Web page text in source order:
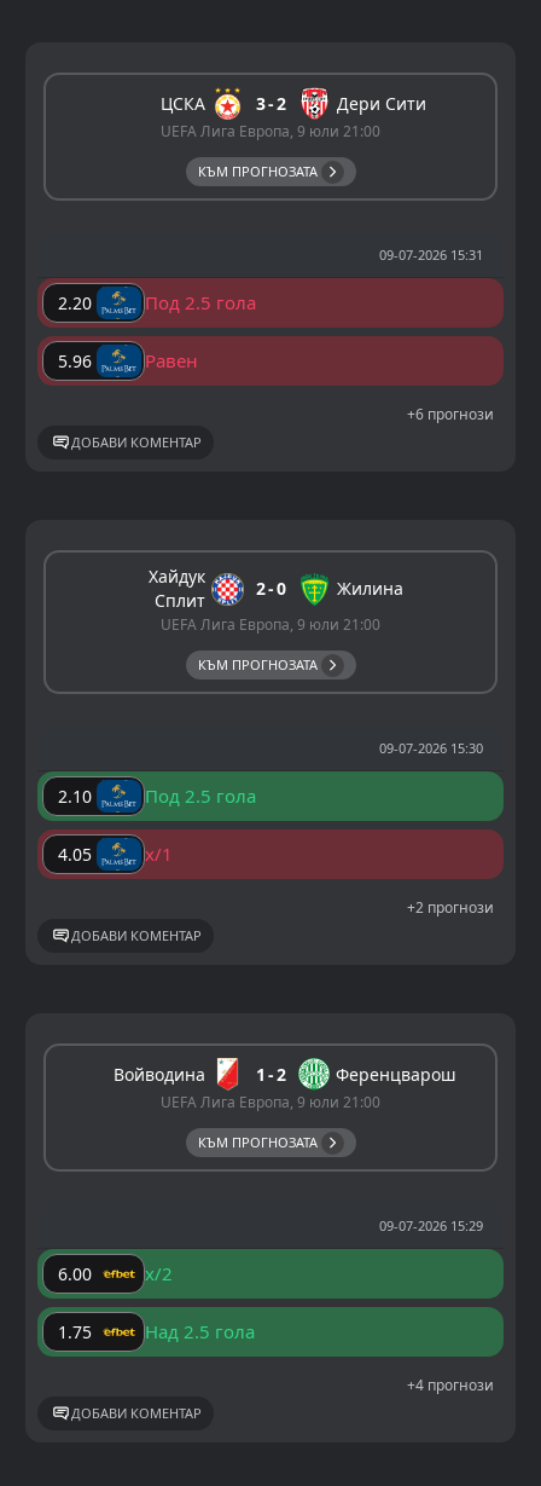
ЦСКА 3 2 Дери Сити
UEFA Лига Европа, 9 юли 21:00
КЪМ ПРОГНОЗАТА
09-07-2026 15:31
2.20 Под 2.5 гола
5.96 Равен
+6 прогнози
ДОБАВИ КОМЕНТАР
Хайдук
Сплит
2 0 Жилина
UEFA Лига Европа, 9 юли 21:00
КЪМ ПРОГНОЗАТА
09-07-2026 15:30
2.10 Под 2.5 гола
4.05 x/1
+2 прогнози
ДОБАВИ КОМЕНТАР
Войводина 1 2 Ференцварош
UEFA Лига Европа, 9 юли 21:00
КЪМ ПРОГНОЗАТА
09-07-2026 15:29
6.00 x/2
1.75 Над 2.5 гола
+4 прогнози
ДОБАВИ КОМЕНТАР